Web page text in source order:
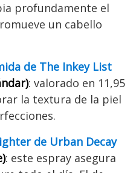
profundamente el
un cabello
de The Inkey List
: valorado en 11,95
la textura de la piel
de Urban Decay
: este espray asegura